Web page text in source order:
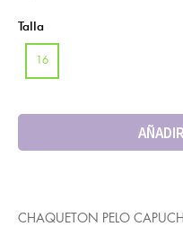
Talla
16
CHAQUETON PELO